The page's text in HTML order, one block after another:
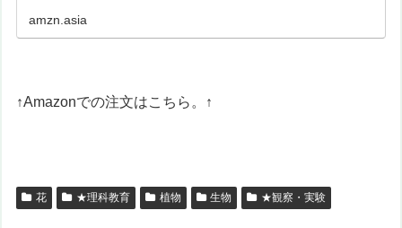
amzn.asia
↑Amazonでの注文はこちら。↑
花 ★理科教育 植物 生物 ★観察・実験